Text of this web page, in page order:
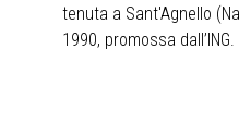
tenuta a Sant'Agnello
1990, promossa dall’ING.